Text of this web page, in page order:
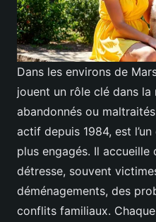
Dans les environs de
jouent un rôle clé dans
abandonnés ou
actif depuis 1984, est
plus engagés. Il
détresse, souvent
déménagements, des
conflits familiaux.